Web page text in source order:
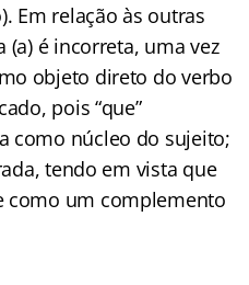
Em relação às outras
é incorreta, uma vez
objeto direto do verbo
pois “que”
como núcleo do sujeito;
tendo em vista que
como um complemento